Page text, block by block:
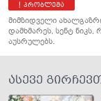
პრობლემა
მიმზიდველი
დამხმარეს, სენტ
აუსრულებს.
ასევე